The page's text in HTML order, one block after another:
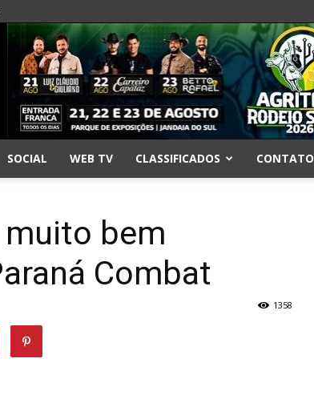
SOCIAL WEB TV CLASSIFICADOS CONTATO
bem
Combat
1358